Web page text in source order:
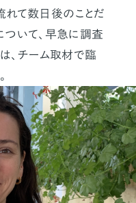
れて数日後のことだ
ついて、早急に調査
、チーム取材で臨